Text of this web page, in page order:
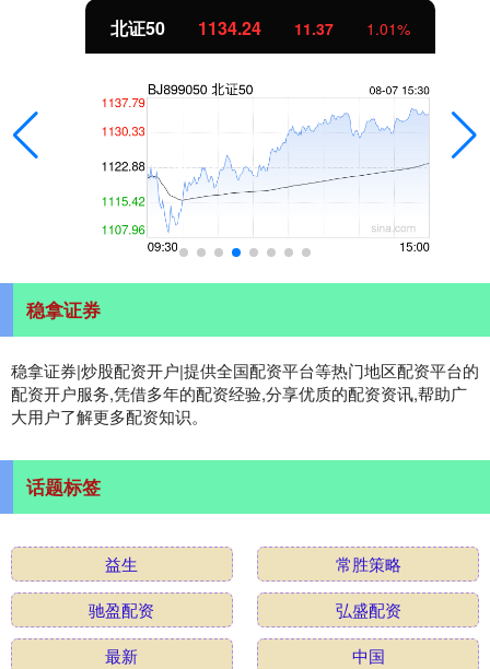
北证50 1134.24 11.37 1.01%
稳拿证券
稳拿证券|炒股配资开户|提供全国配资平台等热门地区配资平台的
配资开户服务,凭借多年的配资经验,分享优质的配资资讯,帮助广
大用户了解更多配资知识。
话题标签
益生
常胜策略
驰盈配资
弘盛配资
最新
中国